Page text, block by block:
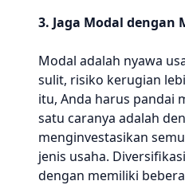
3. Jaga Modal dengan
Modal adalah nyawa
sulit, risiko kerugian
itu, Anda harus pandai
satu caranya adalah
menginvestasikan
jenis usaha.
dengan memiliki